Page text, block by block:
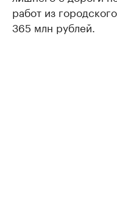
работ из
365 млн рублей.